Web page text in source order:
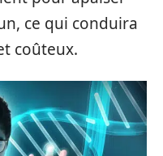
ce qui conduira
coûteux.